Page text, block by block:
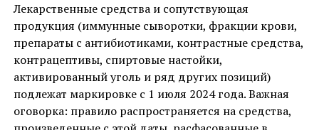
Лекарственные средства и сопутствующая
продукция (иммунные сыворотки, фракции крови,
препараты с антибиотиками, контрастные средства,
контрацептивы, спиртовые настойки,
активированный уголь и ряд других позиций)
подлежат маркировке с 1 июля 2024 года. Важная
оговорка: правило распространяется на средства,